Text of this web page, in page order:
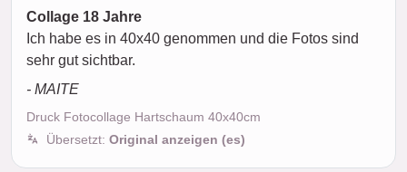
Collage 18 Jahre
Ich habe es in 40x40 genommen und die Fotos sind
sehr gut sichtbar.
- MAITE
Druck Fotocollage Hartschaum 40x40cm
Übersetzt: Original anzeigen (es)